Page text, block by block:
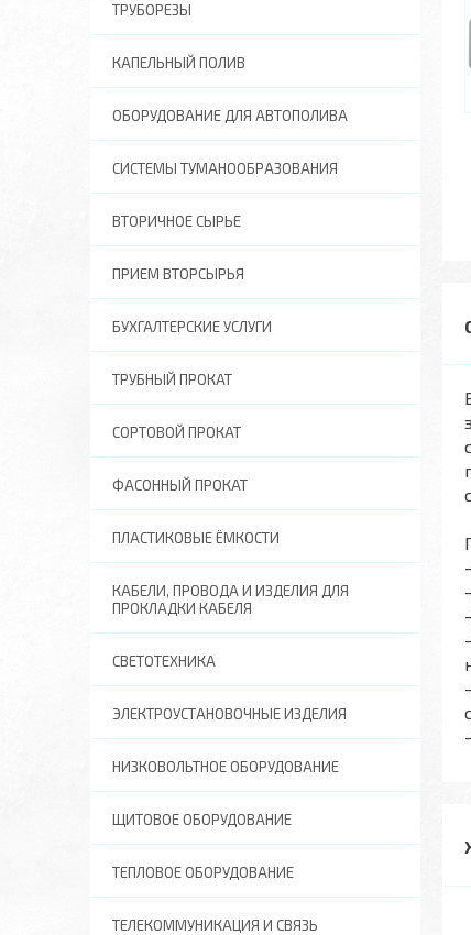
ТРУБОРЕЗЫ
КАПЕЛЬНЫЙ ПОЛИВ
ОБОРУДОВАНИЕ ДЛЯ АВТОПОЛИВА
СИСТЕМЫ ТУМАНООБРАЗОВАНИЯ
ВТОРИЧНОЕ СЫРЬЕ
ПРИЕМ ВТОРСЫРЬЯ
БУХГАЛТЕРСКИЕ УСЛУГИ
ТРУБНЫЙ ПРОКАТ
СОРТОВОЙ ПРОКАТ
ФАСОННЫЙ ПРОКАТ
ПЛАСТИКОВЫЕ ЁМКОСТИ
КАБЕЛИ, ПРОВОДА И ИЗДЕЛИЯ ДЛЯ
ПРОКЛАДКИ КАБЕЛЯ
СВЕТОТЕХНИКА
ЭЛЕКТРОУСТАНОВОЧНЫЕ ИЗДЕЛИЯ
НИЗКОВОЛЬТНОЕ ОБОРУДОВАНИЕ
ЩИТОВОЕ ОБОРУДОВАНИЕ
ТЕПЛОВОЕ ОБОРУДОВАНИЕ
ТЕЛЕКОММУНИКАЦИЯ И СВЯЗЬ